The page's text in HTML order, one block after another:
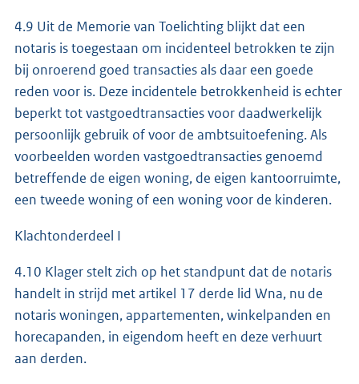
4.9 Uit de Memorie van Toelichting blijkt dat een
notaris is toegestaan om incidenteel betrokken te zijn
bij onroerend goed transacties als daar een goede
reden voor is. Deze incidentele betrokkenheid is echter
beperkt tot vastgoedtransacties voor daadwerkelijk
persoonlijk gebruik of voor de ambtsuitoefening. Als
voorbeelden worden vastgoedtransacties genoemd
betreffende de eigen woning, de eigen kantoorruimte,
een tweede woning of een woning voor de kinderen.
Klachtonderdeel I
4.10 Klager stelt zich op het standpunt dat de notaris
handelt in strijd met artikel 17 derde lid Wna, nu de
notaris woningen, appartementen, winkelpanden en
horecapanden, in eigendom heeft en deze verhuurt
aan derden.